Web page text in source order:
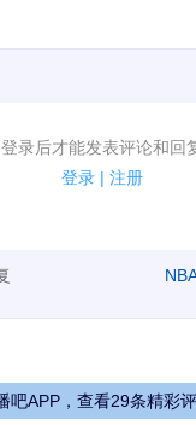
登录后才能发表评论和回
登录 | 注册
了！
吧APP，查看29条精彩